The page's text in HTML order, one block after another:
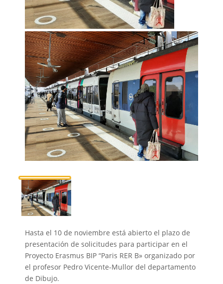
Hasta el 10 de noviembre está abierto el plazo de
presentación de solicitudes para participar en el
Proyecto Erasmus BIP “Paris RER B» organizado por
el profesor Pedro Vicente-Mullor del departamento
de Dibujo.